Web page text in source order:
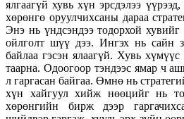
ялгаагүй хувь хүн эрсдэлээ
хөрөнгө оруулчихсаны дараа
Энэ нь үндсэндээ тодорхой
ойлголт шүү дээ. Ингэх нь сайн
байлаа гэсэн ялаагүй. Хувь
таарна. Одоогоор тэндээс ямар ч
л гаргасан байгаа. Өмнө нь
хүн хайгуул хийж нөөцийг нь
хөрөнгийн бирж дээр